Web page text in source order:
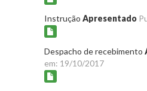
Instrução Apresentado
Despacho de recebimento
em: 19/10/2017